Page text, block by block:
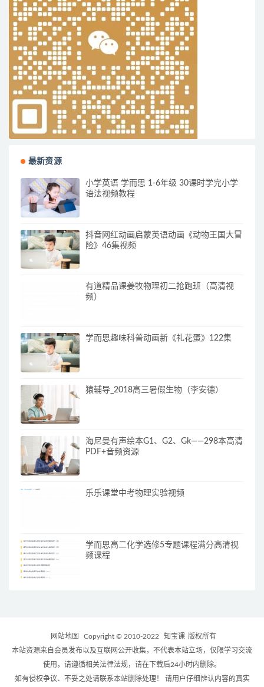
最新资源
小学英语 学而思 1-6年级 30课时学完小学
语法视频教程
抖音网红动画启蒙英语动画《动物王国大冒
险》46集视频
有道精品课姜牧物理初二抢跑班（高清视
频）
学而思趣味科普动画新《礼花蛋》122集
猿辅导_2018高三暑假生物（李安德）
海尼曼有声绘本G1、G2、Gk——298本高清
PDF+音频资源
乐乐课堂中考物理实验视频
学而思高二化学选修5专题课程满分高清视
频课程
网站地图 Copyright © 2010-2022 知宝课 版权所有
本站资源来自会员发布以及互联网公开收集，不代表本站立场，仅限学习交流
使用，请遵循相关法律法规，请在下载后24小时内删除。
如有侵权争议、不妥之处请联系本站删除处理！ 请用户仔细辨认内容的真实